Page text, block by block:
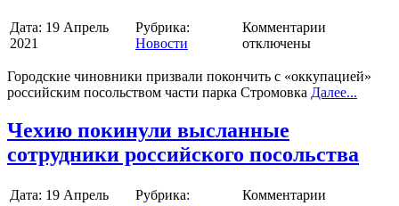
Дата: 19 Апрель
2021
Рубрика:
Новости
Комментарии
отключены
Городские чиновники призвали покончить с «оккупацией»
российским посольством части парка Стромовка Далее...
Чехию покинули высланные
сотрудники российского посольства
Дата: 19 Апрель
Рубрика:
Комментарии